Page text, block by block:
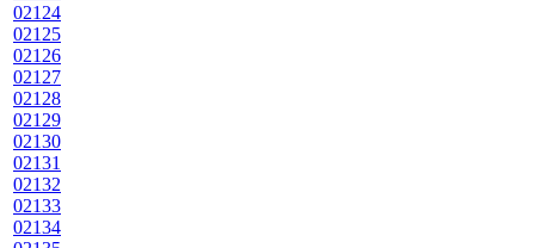
02124
02125
02126
02127
02128
02129
02130
02131
02132
02133
02134